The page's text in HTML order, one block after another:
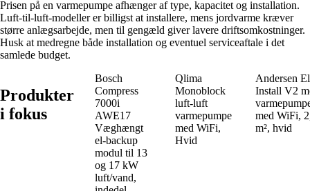
Prisen på en varmepumpe afhænger af type, kapacitet og installation.
Luft-til-luft-modeller er billigst at installere, mens jordvarme kræver
større anlægsarbejde, men til gengæld giver lavere driftsomkostninger.
Husk at medregne både installation og eventuel serviceaftale i det
samlede budget.
Produkter
i fokus
Bosch
Compress
7000i
AWE17
Væghængt
el-backup
modul til 13
og 17 kW
luft/vand,
Qlima
Monoblock
luft-luft
varmepumpe
med WiFi,
Hvid
Andersen
Install V2
med WiFi,
m², hvid